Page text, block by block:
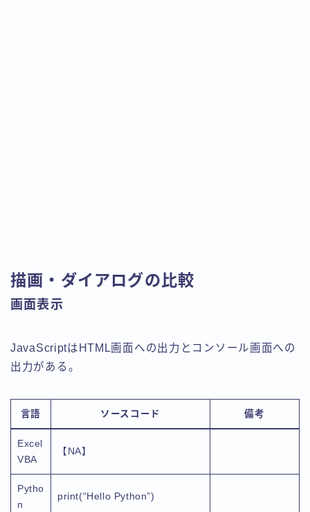
描画・ダイアログの比較
画面表示
JavaScriptはHTML画面への出力とコンソール画面への
出力がある。
言語 ソースコード 備考
Excel
VBA
【NA】
Pytho
n
print(“Hello Python”)